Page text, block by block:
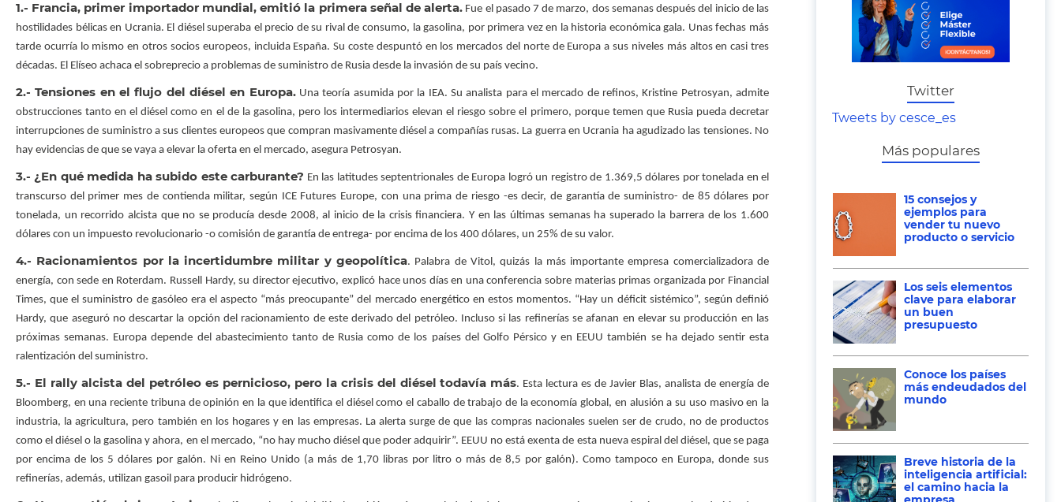
1.- Francia, primer importador mundial, emitió la primera señal de alerta. Fue el pasado 7 de marzo, dos semanas después del inicio de las
hostilidades bélicas en Ucrania. El diésel superaba el precio de su rival de consumo, la gasolina, por primera vez en la historia económica gala. Unas fechas más
tarde ocurría lo mismo en otros socios europeos, incluida España. Su coste despuntó en los mercados del norte de Europa a sus niveles más altos en casi tres
décadas. El Elíseo achaca el sobreprecio a problemas de suministro de Rusia desde la invasión de su país vecino.
2.- Tensiones en el flujo del diésel en Europa.Una teoría asumida por la IEA. Su analista para el mercado de refinos, Kristine Petrosyan, admite
obstrucciones tanto en el diésel como en el de la gasolina, pero los intermediarios elevan el riesgo sobre el primero, porque temen que Rusia pueda decretar
interrupciones de suministro a sus clientes europeos que compran masivamente diésel a compañías rusas. La guerra en Ucrania ha agudizado las tensiones. No
hay evidencias de que se vaya a elevar la oferta en el mercado, asegura Petrosyan.
3.- ¿En qué medida ha subido este carburante? En las latitudes septentrionales de Europa logró un registro de 1.369,5 dólares por tonelada en el
transcurso del primer mes de contienda militar, según ICE Futures Europe, con una prima de riesgo -es decir, de garantía de suministro- de 85 dólares por
tonelada, un recorrido alcista que no se producía desde 2008, al inicio de la crisis financiera. Y en las últimas semanas ha superado la barrera de los 1.600
dólares con un impuesto revolucionario -o comisión de garantía de entrega- por encima de los 400 dólares, un 25% de su valor.
4.- Racionamientos por la incertidumbre militar y geopolítica. Palabra de Vitol, quizás la más importante empresa comercializadora de
energía, con sede en Roterdam. Russell Hardy, su director ejecutivo, explicó hace unos días en una conferencia sobre materias primas organizada por Financial
Times, que el suministro de gasóleo era el aspecto “más preocupante” del mercado energético en estos momentos. “Hay un déficit sistémico”, según definió
Hardy, que aseguró no descartar la opción del racionamiento de este derivado del petróleo. Incluso si las refinerías se afanan en elevar su producción en las
próximas semanas. Europa depende del abastecimiento tanto de Rusia como de los países del Golfo Pérsico y en EEUU también se ha dejado sentir esta
ralentización del suministro.
5.- El rally alcista del petróleo es pernicioso, pero la crisis del diésel todavía más. Esta lectura es de Javier Blas, analista de energía de
Bloomberg, en una reciente tribuna de opinión en la que identifica el diésel como el caballo de trabajo de la economía global, en alusión a su uso masivo en la
industria, la agricultura, pero también en los hogares y en las empresas. La alerta surge de que las compras nacionales suelen ser de crudo, no de productos
como el diésel o la gasolina y ahora, en el mercado, “no hay mucho diésel que poder adquirir”. EEUU no está exenta de esta nueva espiral del diésel, que se paga
por encima de los 5 dólares por galón. Ni en Reino Unido (a más de 1,70 libras por litro o más de 8,5 por galón). Como tampoco en Europa, donde sus
refinerías, además, utilizan gasoil para producir hidrógeno.
Twitter
Tweets by cesce_es
Más populares
15 consejos y
ejemplos para
vender tu nuevo
producto o servicio
Los seis elementos
clave para elaborar
un buen
presupuesto
Conoce los países
más endeudados del
mundo
Breve historia de la
inteligencia artificial:
el camino hacia la